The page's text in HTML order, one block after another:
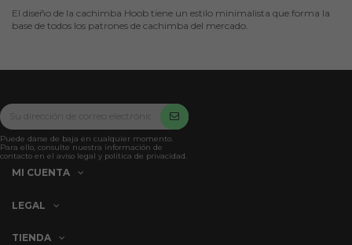
El diseño de la cachimba Hoob tiene un estilo minimalista que forma la
base de todos los patrones de cachimba del mercado.
Puede darse de baja en cualquier momento.
Para ello, consulte nuestra información de
contacto en el aviso legal y política de privacidad.
MI CUENTA
LEGAL
TIENDA